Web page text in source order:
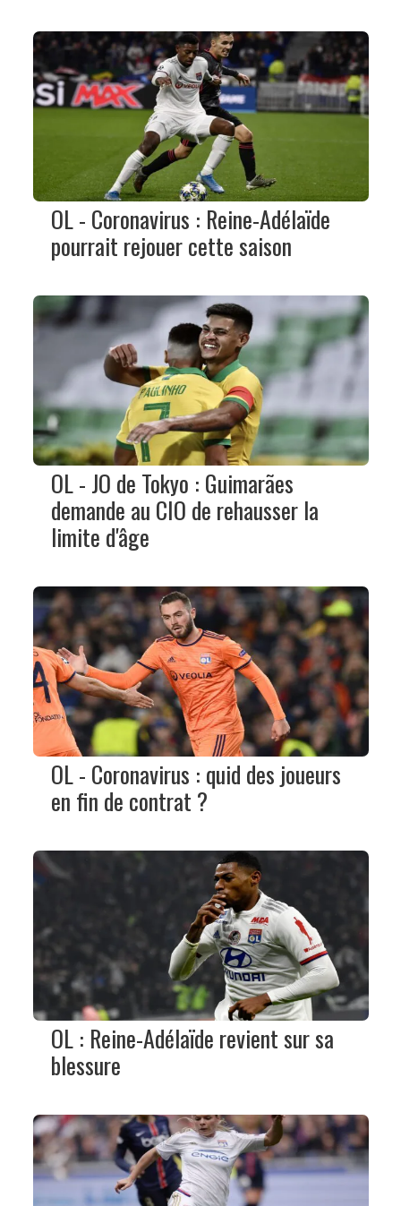
OL - Coronavirus : Reine-Adélaïde
pourrait rejouer cette saison
OL - JO de Tokyo : Guimarães
demande au CIO de rehausser la
limite d'âge
OL - Coronavirus : quid des joueurs
en fin de contrat ?
OL : Reine-Adélaïde revient sur sa
blessure